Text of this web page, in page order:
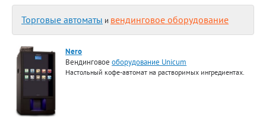
Торговые автоматы и вендинговое оборудование
Nero
Вендинговоеоборудование Unicum
Настольный кофе-автомат на растворимых ингредиентах.